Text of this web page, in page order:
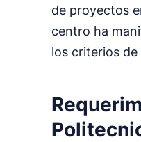
de proyectos
centro ha
los criterios